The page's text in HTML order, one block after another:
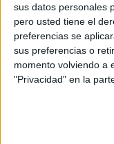
sus datos personales
pero usted tiene el
preferencias se
sus preferencias o
momento volviendo a
"Privacidad" en la
En 2019, como al